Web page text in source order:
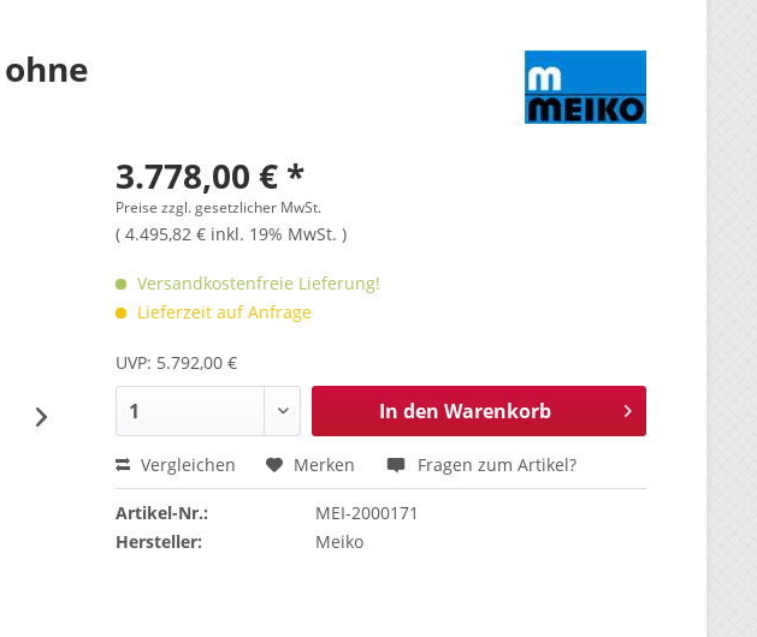
3.778,00 € *
Preise zzgl. gesetzlicher MwSt.
( 4.495,82 € inkl. 19% MwSt. )
Versandkostenfreie Lieferung!
Lieferzeit auf Anfrage
UVP: 5.792,00 €
In den Warenkorb
Vergleichen Merken Fragen zum Artikel?
Artikel-Nr.:
MEI-2000171
Hersteller:
Meiko